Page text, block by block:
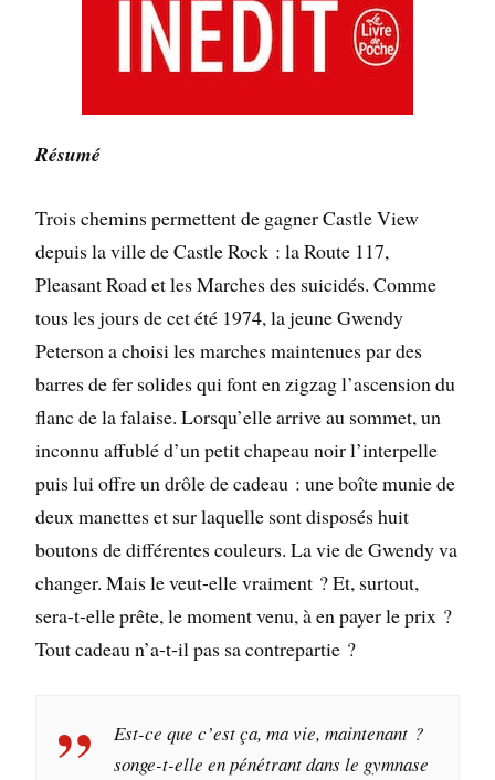
Résumé
Trois chemins permettent de gagner Castle View
depuis la ville de Castle Rock : la Route 117,
Pleasant Road et les Marches des suicidés. Comme
tous les jours de cet été 1974, la jeune Gwendy
Peterson a choisi les marches maintenues par des
barres de fer solides qui font en zigzag l’ascension du
flanc de la falaise. Lorsqu’elle arrive au sommet, un
inconnu affublé d’un petit chapeau noir l’interpelle
puis lui offre un drôle de cadeau : une boîte munie de
deux manettes et sur laquelle sont disposés huit
boutons de différentes couleurs. La vie de Gwendy va
changer. Mais le veut-elle vraiment ? Et, surtout,
sera-t-elle prête, le moment venu, à en payer le prix ?
Tout cadeau n’a-t-il pas sa contrepartie ?
Est-ce que c’est ça, ma vie, maintenant ?
songe-t-elle en pénétrant dans le gymnase